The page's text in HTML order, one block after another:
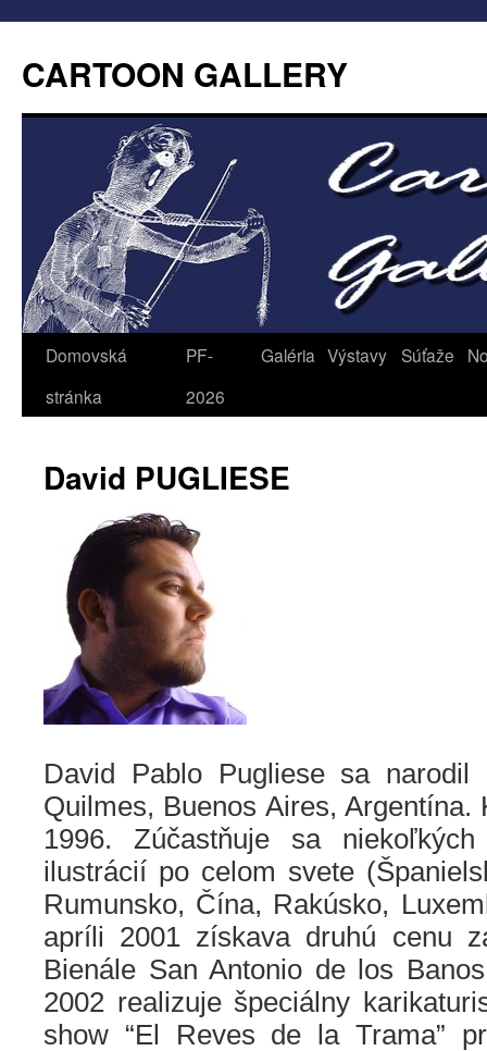
CARTOON GALLERY
Domovská
stránka
PF-
2026
Galéria Výstavy Súťaže
David PUGLIESE
David Pablo Pugliese sa
Quilmes, Buenos Aires,
1996. Zúčastňuje sa
ilustrácií po celom svete
Rumunsko, Čína, Rakúsko,
apríli 2001 získava druhú cenu
Bienále San Antonio de los
2002 realizuje špeciálny
show “El Reves de la Trama”